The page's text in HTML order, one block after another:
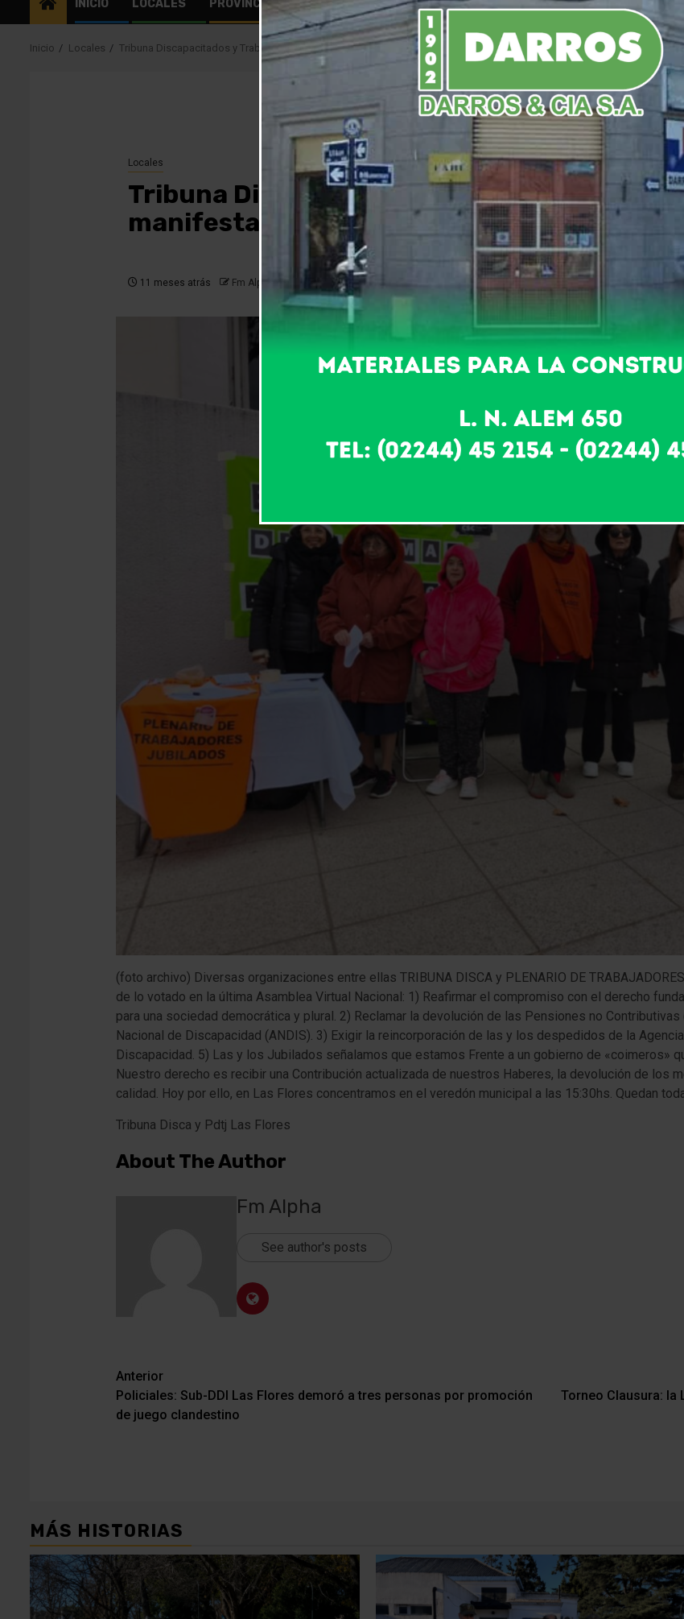
INICIO LOCALES PROVINCIALES EL MUNDO POLICIALES NACIONALES DEPORTES
Inicio Locales Tribuna Discapacitados y Trabajadores Jubilados Las Flores se manifestarán hoy
Locales
Tribuna Discapacitados y Trabajadores
manifestarán hoy
11 meses atrás Fm Alpha
(foto archivo) Diversas organizaciones entre ellas TRIBUNA DISCA y PLENARIO DE
de lo votado en la última Asamblea Virtual Nacional: 1) Reafirmar el compromiso con el derecho
para una sociedad democrática y plural. 2) Reclamar la devolución de las Pensiones no
Nacional de Discapacidad (ANDIS). 3) Exigir la reincorporación de las y los despedidos de la
Discapacidad. 5) Las y los Jubilados señalamos que estamos Frente a un gobierno de «coimeros»
Nuestro derecho es recibir una Contribución actualizada de nuestros Haberes, la devolución de los
calidad. Hoy por ello, en Las Flores concentramos en el veredón municipal a las 15:30hs. Quedan
Tribuna Disca y Pdtj Las Flores
About The Author
Fm Alpha
See author's posts
Navegación
de
Anterior
Policiales: Sub-DDI Las Flores demoró a tres personas por promoción
de juego clandestino
Torneo Clausura: la
MÁS HISTORIAS